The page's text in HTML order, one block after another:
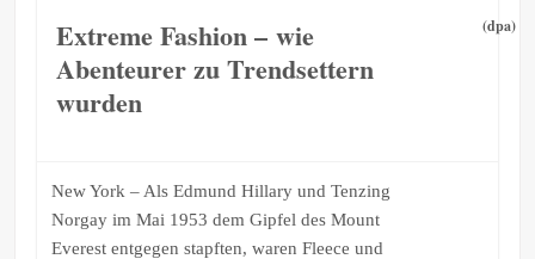
Extreme Fashion – wie
Abenteurer zu Trendsettern
wurden
(dpa)
New York – Als Edmund Hillary und Tenzing
Norgay im Mai 1953 dem Gipfel des Mount
Everest entgegen stapften, waren Fleece und